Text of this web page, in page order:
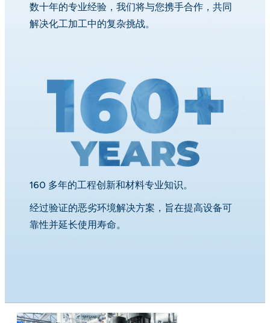
数十年的专业经验，我们将与您携手合作，共同
解决化工加工中的复杂挑战。
160 多年的工程创新和材料专业知识。
经过验证的恶劣环境解决方案，旨在提高设备可
靠性并延长使用寿命。